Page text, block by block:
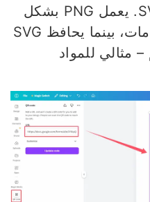
تنسيقات PNG أو SVG. يعمل PNG بشكل
رائع لمعظم الاستخدامات، بينما يحافظ SVG
للمواد